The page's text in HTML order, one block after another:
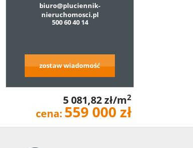
biuro@pluciennik-
nieruchomosci.pl
500 60 40 14
zostaw wiadomość
5 081,82 zł/m2
cena: 559 000 zł